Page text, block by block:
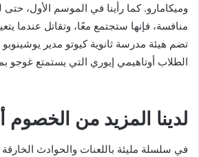
وميكامارو. كما رأينا في الموسم الأول،
منافسة، فإنها ستجتمع معًا، وتقاتل عندما
تضم هيئة مدرسة ثانوية كيوتو مدير
الطلاب أوتاهيمي إيوري التي يستمتع غوجو
لدينا المزيد من الخصوم
في سلسلة مليئة باللعنات والحوادث